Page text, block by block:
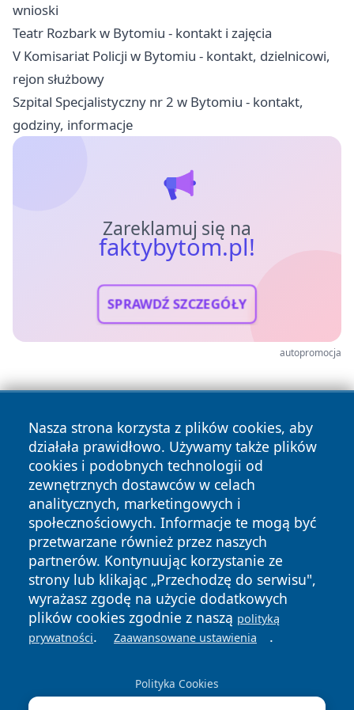
wnioski
Teatr Rozbark w Bytomiu - kontakt i zajęcia
V Komisariat Policji w Bytomiu - kontakt, dzielnicowi,
rejon służbowy
Szpital Specjalistyczny nr 2 w Bytomiu - kontakt,
godziny, informacje
Zareklamuj się na
faktybytom.pl!
SPRAWDŹ SZCZEGÓŁY
autopromocja
Nasza strona korzysta z plików cookies, aby
działała prawidłowo. Używamy także plików
cookies i podobnych technologii od
zewnętrznych dostawców w celach
analitycznych, marketingowych i
społecznościowych. Informacje te mogą być
przetwarzane również przez naszych
partnerów. Kontynuując korzystanie ze
strony lub klikając „Przechodzę do serwisu",
wyrażasz zgodę na użycie dodatkowych
plików cookies zgodnie z naszą polityką
prywatności. Zaawansowane ustawienia .
Polityka Cookies
Copyright © 2026 faktybytom.pl Wszystkie prawa zastrzeżone.
News Autorzy
Polityka
Prywatności
Polityka
Cookies